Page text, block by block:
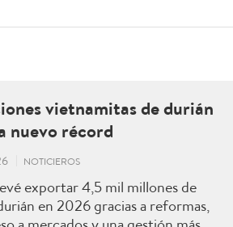
vietnamitas de durián
nuevo récord
NOTICIEROS
exportar 4,5 mil millones de
en 2026 gracias a reformas,